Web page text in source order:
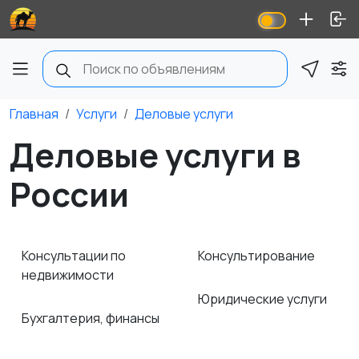
Главная Услуги Деловые услуги
Деловые услуги в
России
Консультации по
недвижимости
Бухгалтерия, финансы
Консультирование
Юридические услуги